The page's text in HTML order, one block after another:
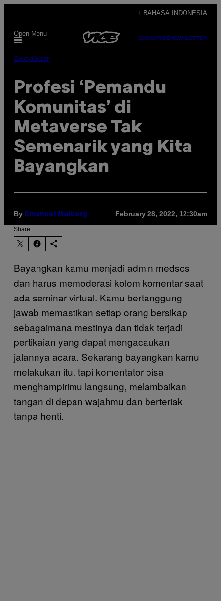
content
+ BAHASA INDONESIA
Open Menu
SUBSCRIBENEWSLETTER
Διασκέδαση
Profesi ‘Pemandu
Komunitas’ di
Metaverse Tak
Semenarik yang Kita
Bayangkan
By Emanuel Maiberg February 28, 2022, 12:30am
Share:
Bayangkan kamu menjadi admin medsos
dan harus memoderasi kolom komentar saat
ada seminar virtual. Kamu bertanggung
jawab memastikan setiap orang bersikap
sebagaimana mestinya dan tidak terjadi
pertikaian yang dapat mengacaukan
jalannya acara. Sekarang bayangkan kamu
melakukan itu, tapi komentator bisa
menghampirimu langsung, melambaikan
tangan di depan wajahmu dan berteriak
tanpa henti.